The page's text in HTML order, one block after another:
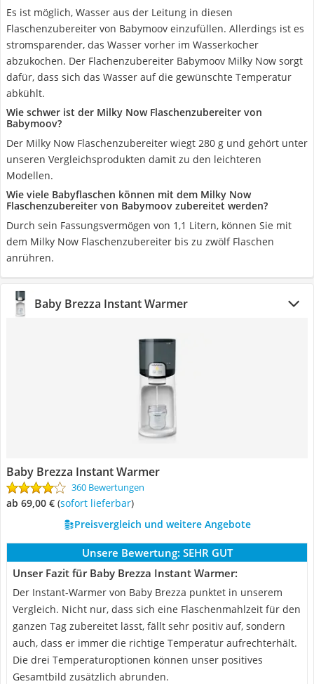
Es ist möglich, Wasser aus der Leitung in diesen
Flaschenzubereiter von Babymoov einzufüllen. Allerdings ist es
stromsparender, das Wasser vorher im Wasserkocher
abzukochen. Der Flachenzubereiter Babymoov Milky Now sorgt
dafür, dass sich das Wasser auf die gewünschte Temperatur
abkühlt.
Wie schwer ist der Milky Now Flaschenzubereiter von
Babymoov?
Der Milky Now Flaschenzubereiter wiegt 280 g und gehört unter
unseren Vergleichsprodukten damit zu den leichteren
Modellen.
Wie viele Babyflaschen können mit dem Milky Now
Flaschenzubereiter von Babymoov zubereitet werden?
Durch sein Fassungsvermögen von 1,1 Litern, können Sie mit
dem Milky Now Flaschenzubereiter bis zu zwölf Flaschen
anrühren.
Baby Brezza Instant Warmer
Baby Brezza Instant Warmer
360 Bewertungen
ab 69,00 € ( Sofort lieferbar)
Preisvergleich und weitere Angebote
Unsere Bewertung: SEHR GUT
Unser Fazit für Baby Brezza Instant Warmer:
Der Instant-Warmer von Baby Brezza punktet in unserem
Vergleich. Nicht nur, dass sich eine Flaschenmahlzeit für den
ganzen Tag zubereitet lässt, fällt sehr positiv auf, sondern
auch, dass er immer die richtige Temperatur aufrechterhält.
Die drei Temperaturoptionen können unser positives
Gesamtbild zusätzlich abrunden.